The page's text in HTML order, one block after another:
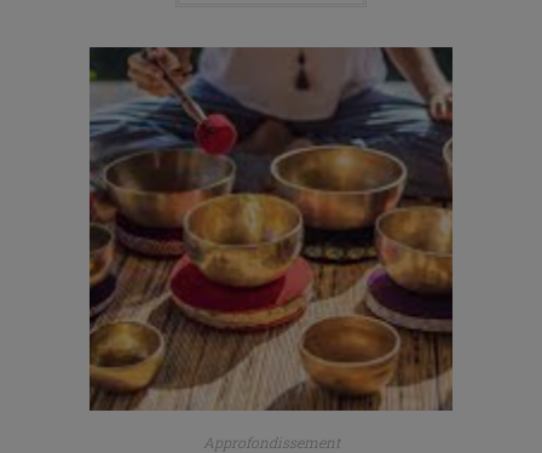
Approfondissement